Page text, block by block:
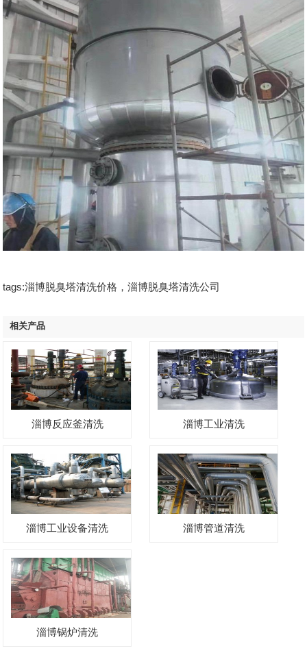
tags:淄博脱臭塔清洗价格，淄博脱臭塔清洗公司
相关产品
淄博反应釜清洗 淄博工业清洗
淄博工业设备清洗 淄博管道清洗
淄博锅炉清洗